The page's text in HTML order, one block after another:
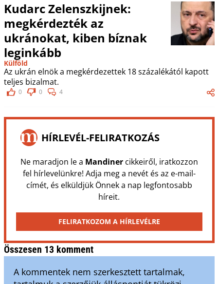
Kudarc Zelenszkijnek:
megkérdezték az
ukránokat, kiben bíznak
leginkább
Külföld
Az ukrán elnök a megkérdezettek 18 százalékától kapott
teljes bizalmat.
0 0 4
HÍRLEVÉL-FELIRATKOZÁS
Ne maradjon le a Mandinercikkeiről, iratkozzon
fel hírlevelünkre! Adja meg a nevét és az e-mail-
címét, és elküldjük Önnek a nap legfontosabb
híreit.
FELIRATKOZOM A HÍRLEVÉLRE
Összesen 13 komment
A kommentek nem szerkesztett tartalmak,